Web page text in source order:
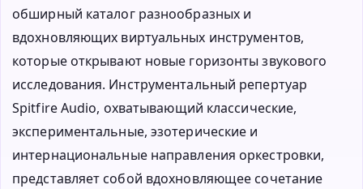
обширный каталог разнообразных и
вдохновляющих виртуальных инструментов,
которые открывают новые горизонты звукового
исследования. Инструментальный репертуар
Spitfire Audio, охватывающий классические,
экспериментальные, эзотерические и
интернациональные направления оркестровки,
представляет собой вдохновляющее сочетание